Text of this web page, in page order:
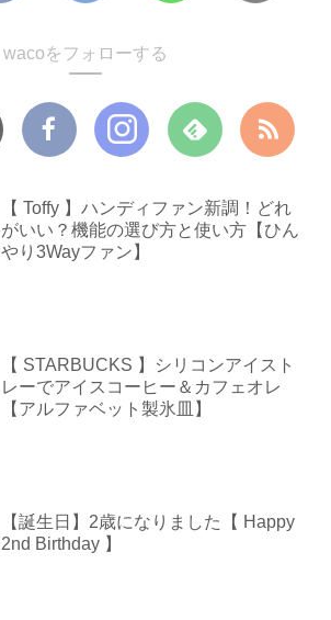
wacoをフォローする
【 Toffy 】ハンディファン新調！どれ
がいい？機能の選び方と使い方【ひん
やり3Wayファン】
【 STARBUCKS 】シリコンアイスト
レーでアイスコーヒー＆カフェオレ
【アルファベット製氷皿】
【誕生日】2歳になりました【 Happy
2nd Birthday 】